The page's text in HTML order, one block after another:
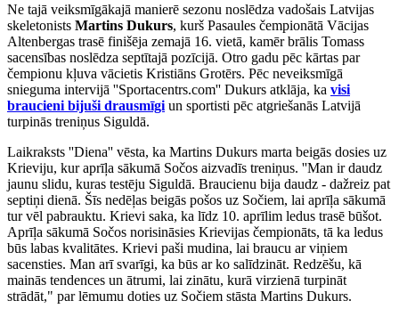
Ne tajā veiksmīgākajā manierē sezonu noslēdza vadošais Latvijas
skeletonists Martins Dukurs, kurš Pasaules čempionātā Vācijas
Altenbergas trasē finišēja zemajā 16. vietā, kamēr brālis Tomass
sacensības noslēdza septītajā pozīcijā. Otro gadu pēc kārtas par
čempionu kļuva vācietis Kristiāns Grotērs. Pēc neveiksmīgā
snieguma intervijā ''Sportacentrs.com'' Dukurs atklāja, ka visi
braucieni bijuši drausmīgi un sportisti pēc atgriešanās Latvijā
turpinās treniņus Siguldā.
Laikraksts ''Diena'' vēsta, ka Martins Dukurs marta beigās dosies uz
Krieviju, kur aprīļa sākumā Sočos aizvadīs treniņus. ''Man ir daudz
jaunu slidu, kuras testēju Siguldā. Braucienu bija daudz - dažreiz pat
septiņi dienā. Šīs nedēļas beigās pošos uz Sočiem, lai aprīļa sākumā
tur vēl pabrauktu. Krievi saka, ka līdz 10. aprīlim ledus trasē būšot.
Aprīļa sākumā Sočos norisināsies Krievijas čempionāts, tā ka ledus
būs labas kvalitātes. Krievi paši mudina, lai braucu ar viņiem
sacensties. Man arī svarīgi, ka būs ar ko salīdzināt. Redzēšu, kā
mainās tendences un ātrumi, lai zinātu, kurā virzienā turpināt
strādāt," par lēmumu doties uz Sočiem stāsta Martins Dukurs.